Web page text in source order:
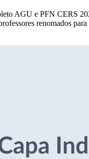
AGU e PFN CERS
renomados para